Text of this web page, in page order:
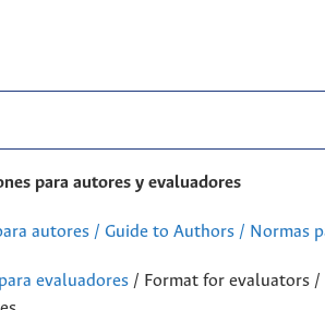
para autores y evaluadores
autores / Guide to Authors / Normas
evaluadores/ Format for evaluators /